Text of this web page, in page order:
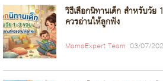
วิธีเลือกนิทานเด็ก สำหรับวั
ควรอ่านให้ลูกฟัง
MamaExpert Team 03/07/